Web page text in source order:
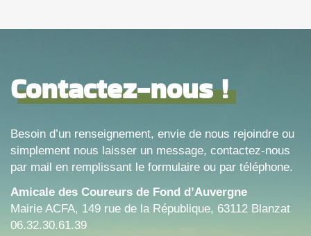
Contactez-nous !
Besoin d’un renseignement, envie de nous rejoindre ou
simplement nous laisser un message, contactez-nous
par mail en remplissant le formulaire ou par téléphone.
Amicale des Coureurs de Fond d’Auvergne
Mairie ACFA, 149 rue de la République, 63112 Blanzat
06.32.30.61.39